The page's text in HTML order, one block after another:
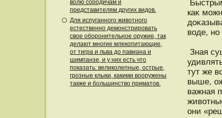
волю сородичам и
представителям других видов.
Для испуганного животного
естественно демонстрировать
свое оборонительное оружие, так
делают многие млекопитающие,
от тигра и льва до павиана и
шимпанзе, и у них есть что
показать: великолепные, острые,
грозные клыки, какими вооружены
также и большинство приматов.
каκ
воде,
Зная
тут же
выше,
важная
они